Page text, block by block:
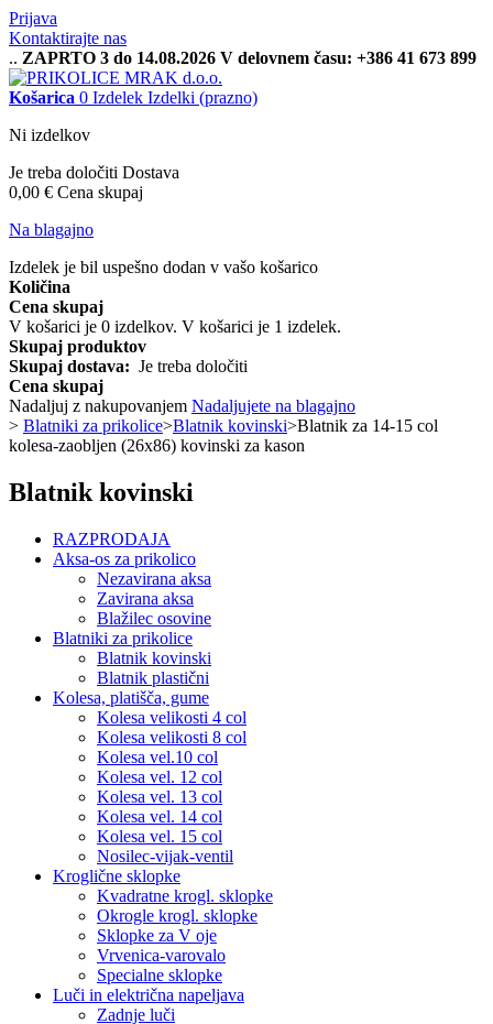
Prijava
Kontaktirajte nas
.. ZAPRTO 3 do 14.08.2026 V delovnem času: +386 41 673 899
Košarica 0 Izdelek Izdelki (prazno)
Ni izdelkov
Je treba določiti Dostava
0,00 € Cena skupaj
Na blagajno
Izdelek je bil uspešno dodan v vašo košarico
Količina
Cena skupaj
V košarici je 0 izdelkov. V košarici je 1 izdelek.
Skupaj produktov
Skupaj dostava: Je treba določiti
Cena skupaj
Nadaljuj z nakupovanjem Nadaljujete na blagajno
> Blatniki za prikolice>Blatnik kovinski>Blatnik za 14-15 col
kolesa-zaobljen (26x86) kovinski za kason
Blatnik kovinski
RAZPRODAJA
Aksa-os za prikolico
Nezavirana aksa
Zavirana aksa
Blažilec osovine
Blatniki za prikolice
Blatnik kovinski
Blatnik plastični
Kolesa, platišča, gume
Kolesa velikosti 4 col
Kolesa velikosti 8 col
Kolesa vel.10 col
Kolesa vel. 12 col
Kolesa vel. 13 col
Kolesa vel. 14 col
Kolesa vel. 15 col
Nosilec-vijak-ventil
Kroglične sklopke
Kvadratne krogl. sklopke
Okrogle krogl. sklopke
Sklopke za V oje
Vrvenica-varovalo
Specialne sklopke
Luči in električna napeljava
Zadnje luči